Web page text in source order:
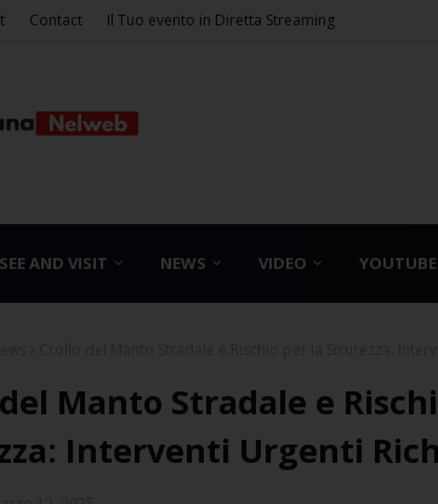
Contact Il Tuo evento in Diretta Streaming
SEE AND VISIT NEWS VIDEO YOUTUBE
Manto Stradale e
Interventi Urgenti